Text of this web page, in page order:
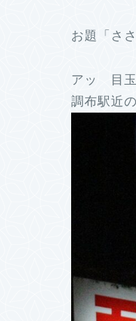
お題「さ
アッ 目玉
調布駅近